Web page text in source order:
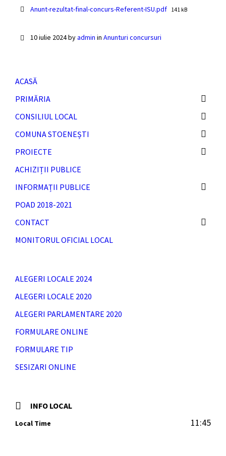
Anunt-rezultat-final-concurs-Referent-ISU.pdf File
141 kB
10 iulie 2024byadmin in Anunturi concursuri
ACASĂ
PRIMĂRIA
CONSILIUL LOCAL
COMUNA STOENEȘTI
PROIECTE
ACHIZIȚII PUBLICE
INFORMAȚII PUBLICE
POAD 2018-2021
CONTACT
MONITORUL OFICIAL LOCAL
ALEGERI LOCALE 2024
ALEGERI LOCALE 2020
ALEGERI PARLAMENTARE 2020
FORMULARE ONLINE
FORMULARE TIP
SESIZARI ONLINE
INFO LOCAL
Local Time 11:45